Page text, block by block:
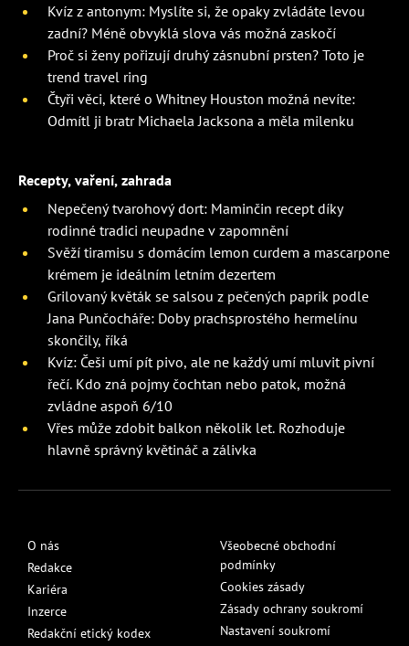
Kvíz z antonym: Myslíte si, že opaky zvládáte levou
zadní? Méně obvyklá slova vás možná zaskočí
Proč si ženy pořizují druhý zásnubní prsten? Toto je
trend travel ring
Čtyři věci, které o Whitney Houston možná nevíte:
Odmítl ji bratr Michaela Jacksona a měla milenku
Recepty, vaření, zahrada
Nepečený tvarohový dort: Maminčin recept díky
rodinné tradici neupadne v zapomnění
Svěží tiramisu s domácím lemon curdem a mascarpone
krémem je ideálním letním dezertem
Grilovaný květák se salsou z pečených paprik podle
Jana Punčocháře: Doby prachsprostého hermelínu
skončily, říká
Kvíz: Češi umí pít pivo, ale ne každý umí mluvit pivní
řečí. Kdo zná pojmy čochtan nebo patok, možná
zvládne aspoň 6/10
Vřes může zdobit balkon několik let. Rozhoduje
hlavně správný květináč a zálivka
O nás
Redakce
Kariéra
Inzerce
Redakční etický kodex
Všeobecné obchodní
podmínky
Cookies zásady
Zásady ochrany soukromí
Nastavení soukromí